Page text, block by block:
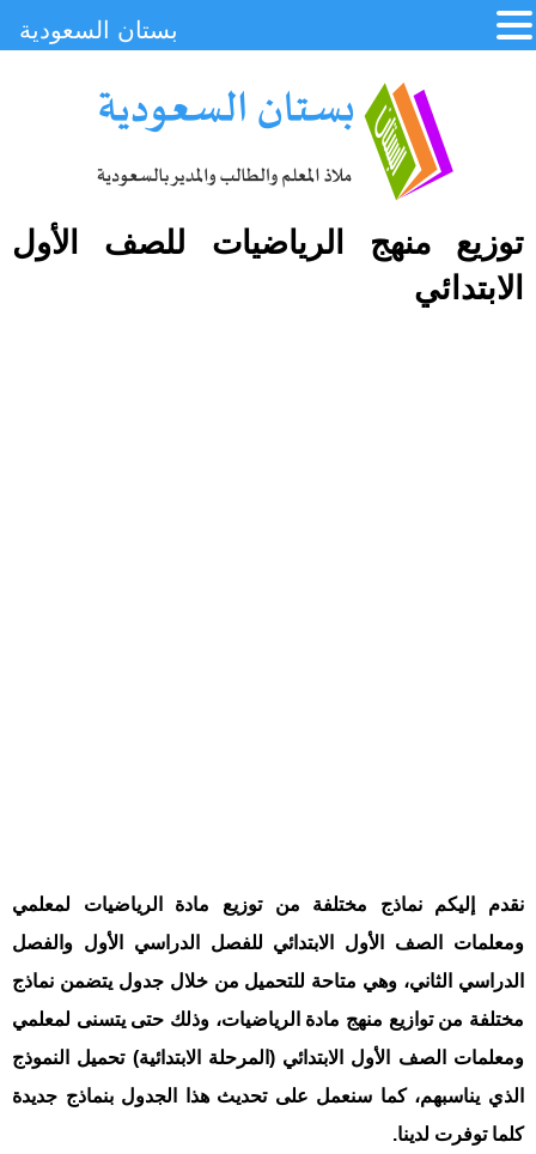
توزيع منهج الرياضيات للصف الأول
الابتدائي
نقدم إليكم نماذج مختلفة من توزيع مادة الرياضيات لمعلمي
ومعلمات الصف الأول الابتدائي للفصل الدراسي الأول والفصل
الدراسي الثاني، وهي متاحة للتحميل من خلال جدول يتضمن نماذج
مختلفة من توازيع منهج مادة الرياضيات، وذلك حتى يتسنى لمعلمي
ومعلمات الصف الأول الابتدائي (المرحلة الابتدائية) تحميل النموذج
الذي يناسبهم، كما سنعمل على تحديث هذا الجدول بنماذج جديدة
كلما توفرت لدينا.
بستان السعودية